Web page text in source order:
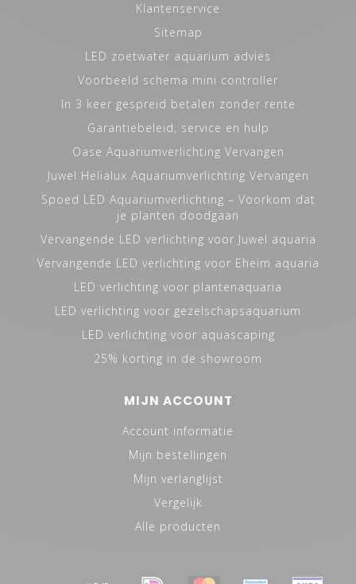
Klantenservice
Sitemap
LED zoetwater aquarium advies
Voorbeeld schema mini controller
In 3 keer gespreid betalen zonder rente
Garantiebeleid, service en hulp
Oase Aquariumverlichting Vervangen
Juwel Helialux Aquariumverlichting Vervangen
Spoed LED Aquariumverlichting – Voorkom dat
je planten doodgaan
Vervangende LED verlichting voor Juwel aquaria
Vervangende LED verlichting voor Eheim aquaria
LED verlichting voor plantenaquaria
LED verlichting voor gezelschapsaquarium
LED verlichting voor aquascaping
25% korting in de showroom
MIJN ACCOUNT
Account informatie
Mijn bestellingen
Mijn verlanglijst
Vergelijk
Alle producten